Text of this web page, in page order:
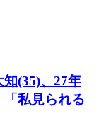
(35)、27年
私見られる